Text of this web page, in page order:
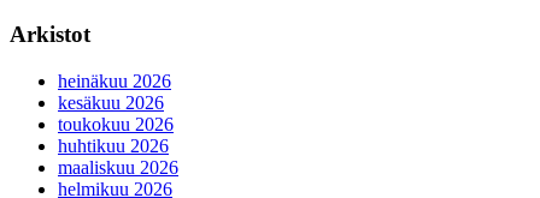
Arkistot
heinäkuu 2026
kesäkuu 2026
toukokuu 2026
huhtikuu 2026
maaliskuu 2026
helmikuu 2026